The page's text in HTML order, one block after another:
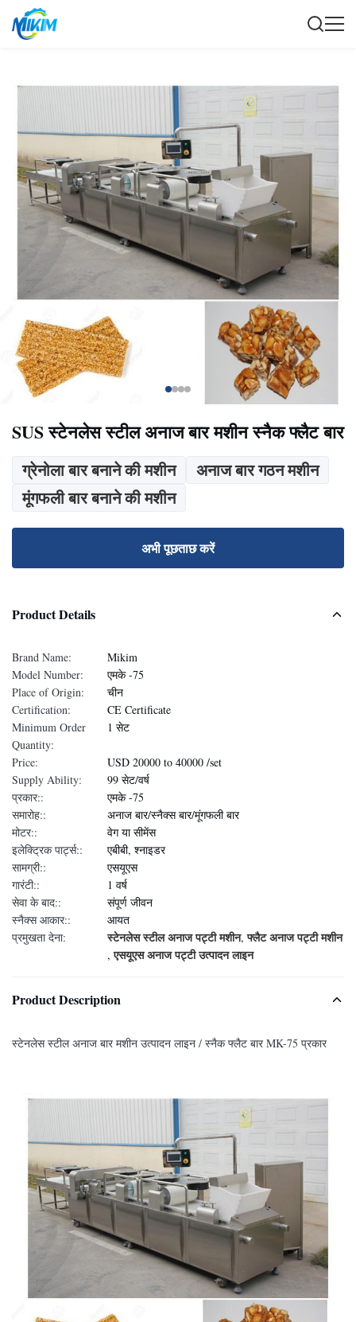
SUS स्टेनलेस स्टील अनाज बार मशीन स्नैक फ्लैट बार
ग्रेनोला बार बनाने की मशीन
अनाज बार गठन मशीन
मूंगफली बार बनाने की मशीन
अभी पूछताछ करें
Product Details
Brand Name:
Mikim
Model Number:
एमके -75
Place of Origin:
चीन
Certification:
CE Certificate
Minimum Order
Quantity:
1 सेट
Price:
USD 20000 to 40000 /set
Supply Ability:
99 सेट/वर्ष
प्रकार::
एमके -75
समारोह::
अनाज बार/स्नैक्स बार/मूंगफली बार
मोटर::
वेग या सीमेंस
इलेक्ट्रिक पार्ट्स::
एबीबी, श्नाइडर
सामग्री::
एसयूएस
गारंटी::
1 वर्ष
सेवा के बाद::
संपूर्ण जीवन
स्नैक्स आकार::
आयत
प्रमुखता देना:
स्टेनलेस स्टील अनाज पट्टी मशीन,फ्लैट अनाज पट्टी मशीन
,एसयूएस अनाज पट्टी उत्पादन लाइन
Product Description
स्टेनलेस स्टील अनाज बार मशीन उत्पादन लाइन / स्नैक फ्लैट बार MK-75 प्रकार